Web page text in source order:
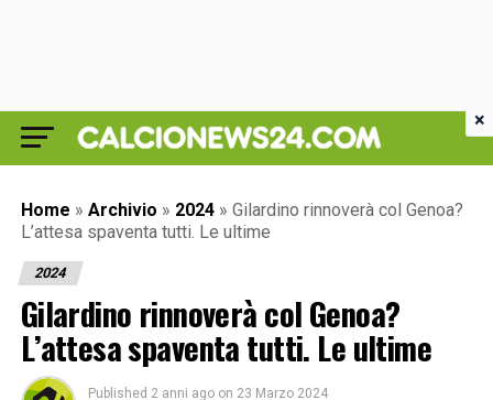
Home » Archivio » 2024 » Gilardino rinnoverà col Genoa?
L’attesa spaventa tutti. Le ultime
2024
Gilardino rinnoverà col Genoa?
L’attesa spaventa tutti. Le ultime
Published 2 anni ago on 23 Marzo 2024
×